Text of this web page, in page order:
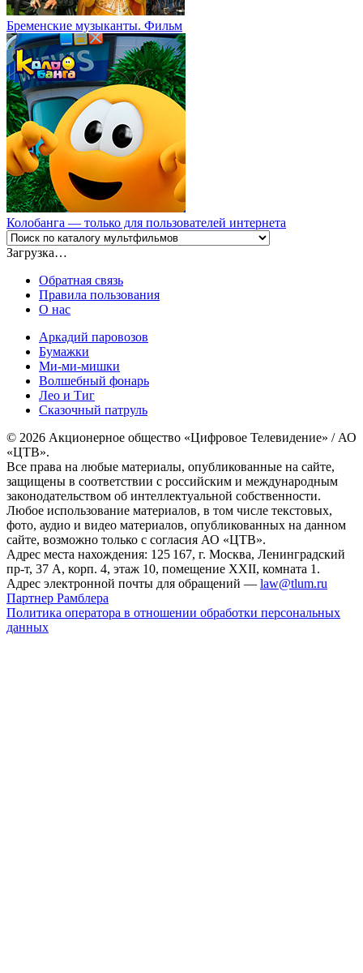
Бременские музыканты. Фильм
Колобанга — только для пользователей интернета
Загрузка…
Обратная связь
Правила пользования
О нас
Аркадий паровозов
Бумажки
Ми-ми-мишки
Волшебный фонарь
Лео и Тиг
Сказочный патруль
© 2026 Акционерное общество «Цифровое Телевидение» / АО
«ЦТВ».
Все права на любые материалы, опубликованные на сайте,
защищены в соответствии с российским и международным
законодательством об интеллектуальной собственности.
Любое использование материалов, в том числе текстовых,
фото, аудио и видео материалов, опубликованных на данном
сайте, возможно только с согласия АО «ЦТВ».
Адрес места нахождения: 125 167, г. Москва, Ленинградский
пр-т, 37 А, корп. 4, этаж 10, помещение XXII, комната 1.
Адрес электронной почты для обращений — law@tlum.ru
Партнер Рамблера
Политика оператора в отношении обработки персональных
данных